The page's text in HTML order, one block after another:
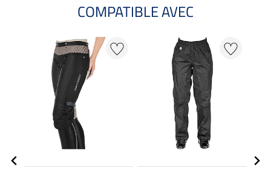
COMPATIBLE AVEC